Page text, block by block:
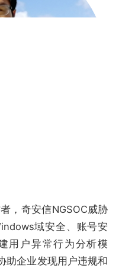
，奇安信NGSOC威胁
域安全、账号安
用户异常行为分析模
助企业发现用户违规和